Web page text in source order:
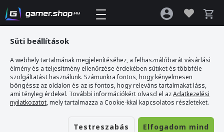
Gamer webshop >OTL Hello Kitty Unicorn Gyermek Fejhallgató
Süti beállítások
A webhely tartalmának megjelenítéséhez, a felhasználóbarát vásárlási
élmény és a teljesítmény ellenőrzése érdekében sütiket és többféle
szolgáltatást használunk. Számunkra fontos, hogy kényelmesen
böngéssz az oldalon és az is fontos, hogy releváns tartalmakat láss,
ami tényleg érdekel. További információkért olvasd el azAdatkezelési
nyilatkozatot, mely tartalmazza a Cookie-kkal kapcsolatos részleteket.
Testreszabás Elfogadom mind